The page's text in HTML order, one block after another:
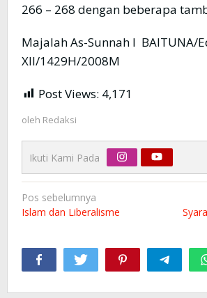
266 – 268 dengan beberapa
Majalah As-Sunnah l BAITUNA/
XII/1429H/2008M
Post Views: 4,171
oleh Redaksi
Ikuti Kami Pada
Navigasi
pos
Pos sebelumnya
Islam dan Liberalisme